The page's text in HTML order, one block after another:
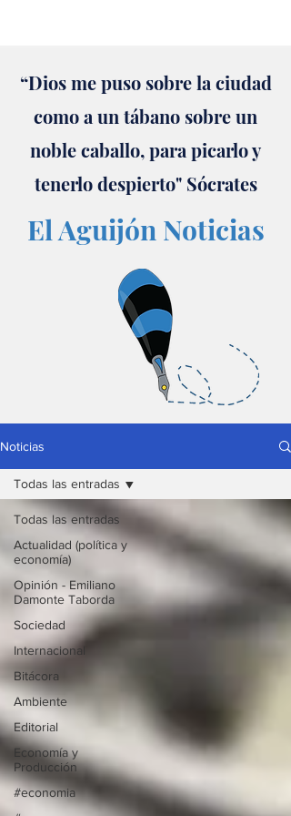
“Dios me puso sobre la ciudad
como a un tábano sobre un
noble caballo, para picarlo y
tenerlo despierto" Sócrates
El Aguijón Noticias
Noticias
Todas las entradas
Actualidad (política y
economía)
Opinión - Emiliano
Damonte Taborda
Sociedad
Internacional
Bitácora
Ambiente
Editorial
Economía y
Producción
#economia
Todas las entradas